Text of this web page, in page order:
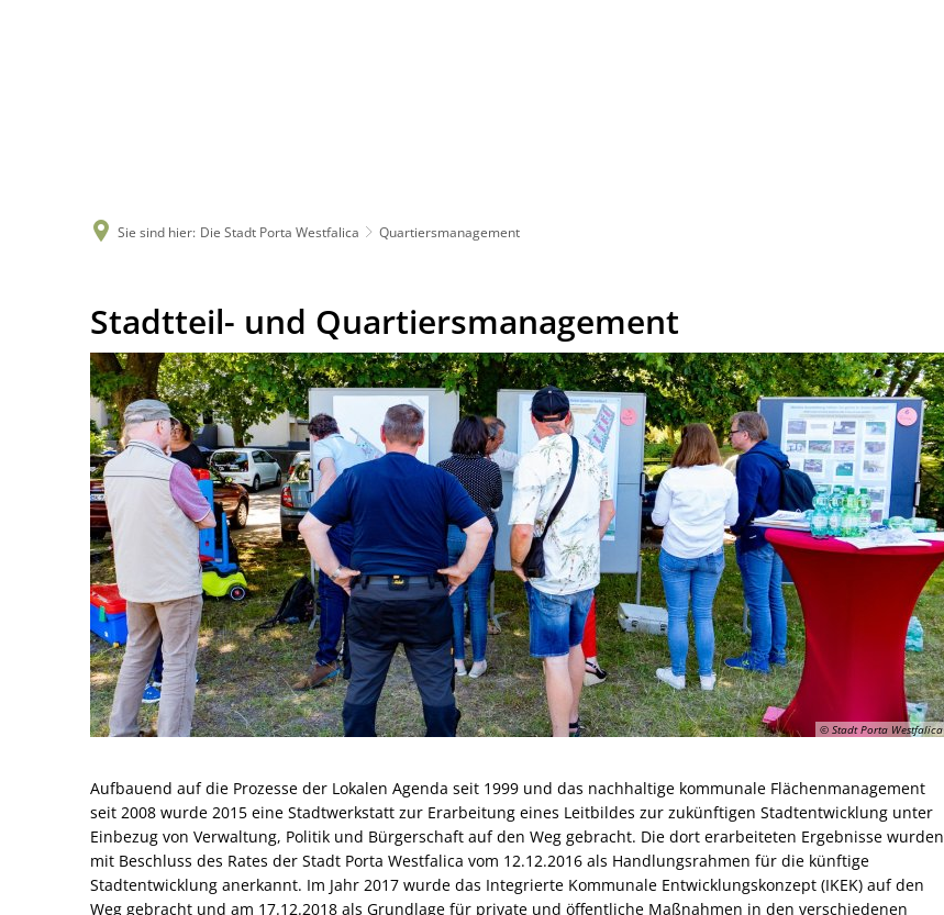
Sie sind hier: Die Stadt Porta Westfalica Quartiersmanagement
Quartiersmanagement
Stadtteil- und Quartiersmanagement
© Stadt Porta Westfalica
Aufbauend auf die Prozesse der Lokalen Agenda seit 1999 und das nachhaltige kommunale Flächenmanagement
seit 2008 wurde 2015 eine Stadtwerkstatt zur Erarbeitung eines Leitbildes zur zukünftigen Stadtentwicklung unter
Einbezug von Verwaltung, Politik und Bürgerschaft auf den Weg gebracht. Die dort erarbeiteten Ergebnisse wurden
mit Beschluss des Rates der Stadt Porta Westfalica vom 12.12.2016 als Handlungsrahmen für die künftige
Stadtentwicklung anerkannt. Im Jahr 2017 wurde das Integrierte Kommunale Entwicklungskonzept (IKEK) auf den
Weg gebracht und am 17.12.2018 als Grundlage für private und öffentliche Maßnahmen in den verschiedenen